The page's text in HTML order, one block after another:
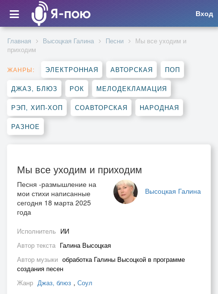
Вход
Главная Высоцкая Галина Песни
Мы все уходим и
приходим
ЖАНРЫ: ЭЛЕКТРОННАЯ АВТОРСКАЯ ПОП
ДЖАЗ, БЛЮЗ РОК МЕЛОДЕКЛАМАЦИЯ
РЭП, ХИП-ХОП СОАВТОРСКАЯ НАРОДНАЯ
РАЗНОЕ
Мы все уходим и приходим
Высоцкая Галина
Песня -размышление на
мои стихи написанные
сегодня 18 марта 2025
года
Исполнитель ИИ
Автор текста Галина Высоцкая
Автор музыки обработка Галины Высоцкой в программе
создания песен
Жанр Джаз, блюз , Соул